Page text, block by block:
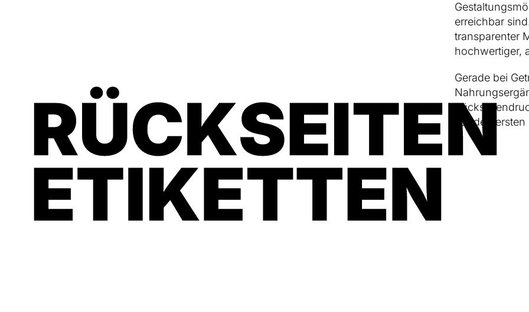
erreichbar
transparenter
hochwertiger,
Gerade bei
auf den